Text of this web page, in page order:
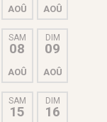
AOÛ AOÛ
SAM
08
AOÛ
DIM
09
AOÛ
SAM
15
DIM
16